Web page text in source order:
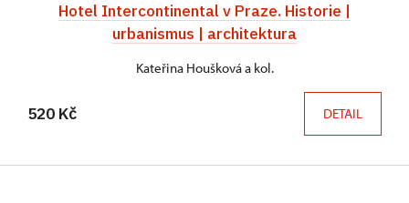
Hotel Intercontinental v Praze. Historie |
urbanismus | architektura
Kateřina Houšková a kol.
520 Kč DETAIL